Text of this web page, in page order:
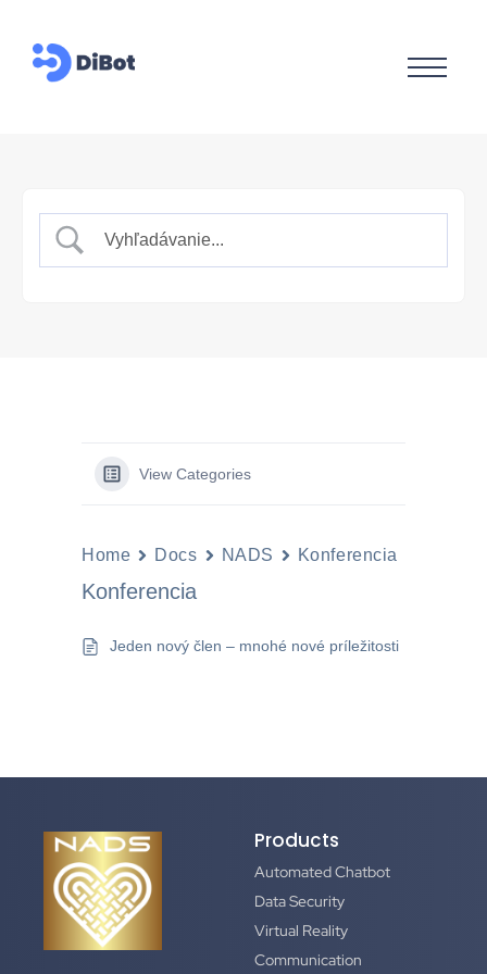
View Categories
Home Docs NADS Konferencia
Konferencia
Jeden nový člen – mnohé nové príležitosti
Products
Automated Chatbot
Data Security
Virtual Reality
Communication